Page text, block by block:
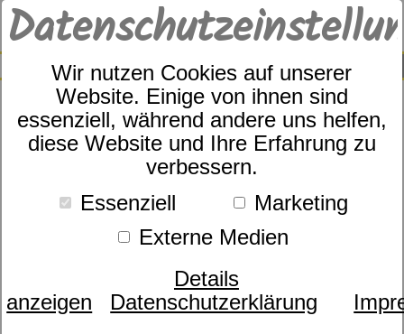
Wir nutzen Cookies auf unserer
Website. Einige von ihnen sind
essenziell, während andere uns helfen,
diese Website und Ihre Erfahrung zu
verbessern.
Essenziell
Marketing
Externe Medien
Details
anzeigen
Datenschutzerklärung
SUCHE
0
Janine Modern-Classic
Art.Nr. 39025/12